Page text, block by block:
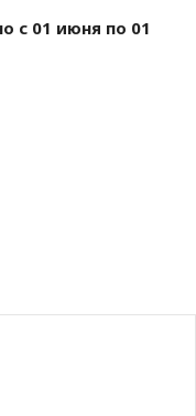
с 01 июня по 01